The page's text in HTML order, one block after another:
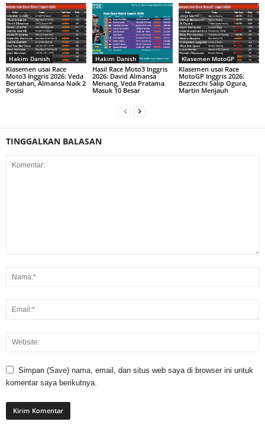
Hakim Danish
Klasemen usai Race
Moto3 Inggris 2026: Veda
Bertahan, Almansa Naik 2
Posisi
Hakim Danish
Hasil Race Moto3 Inggris
2026: David Almansa
Menang, Veda Pratama
Masuk 10 Besar
Klasemen MotoGP
Klasemen usai Race
MotoGP Inggris 2026:
Bezzecchi Salip Ogura,
Martin Menjauh
TINGGALKAN BALASAN
Simpan (Save) nama, email, dan situs web saya di browser ini untuk
komentar saya berikutnya.